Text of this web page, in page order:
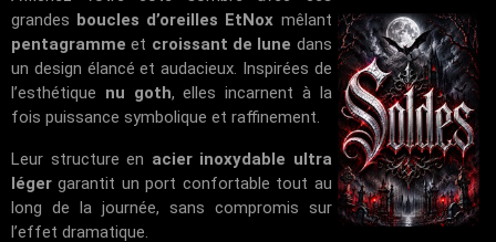
grandes boucles d’oreilles EtNox mêlant
pentagramme et croissant de lune dans
un design élancé et audacieux. Inspirées de
l’esthétique nu goth, elles incarnent à la
fois puissance symbolique et raffinement.
Leur structure en acier inoxydable ultra
léger garantit un port confortable tout au
long de la journée, sans compromis sur
l’effet dramatique.